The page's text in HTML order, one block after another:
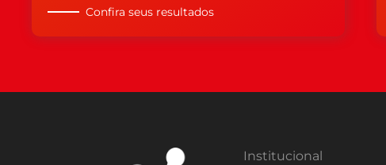
Confira seus resultados
Institucional